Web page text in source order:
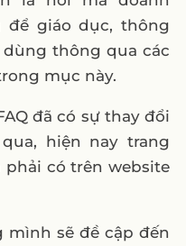
giáo dục, thông
thông qua các
mục này.
đã có sự thay đổi
hiện nay trang
phải có trên website
mình sẽ đề cập đến